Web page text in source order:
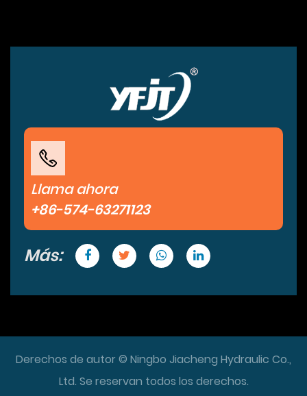
Llama ahora
+86-574-63271123
Más:
Derechos de autor © Ningbo Jiacheng Hydraulic Co.,
Ltd. Se reservan todos los derechos.